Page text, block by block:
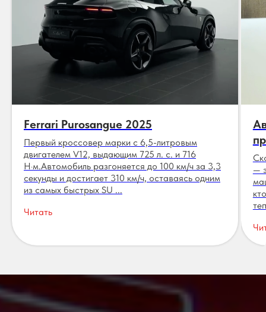
Ferrari Purosangue 2025
Первый кроссовер марки с 6,5-литровым
двигателем V12, выдающим 725 л. с. и 716
Н·м.Автомобиль разгоняется до 100 км/ч за 3,3
секунды и достигает 310 км/ч, оставаясь одним
из самых быстрых SU ...
Читать
—